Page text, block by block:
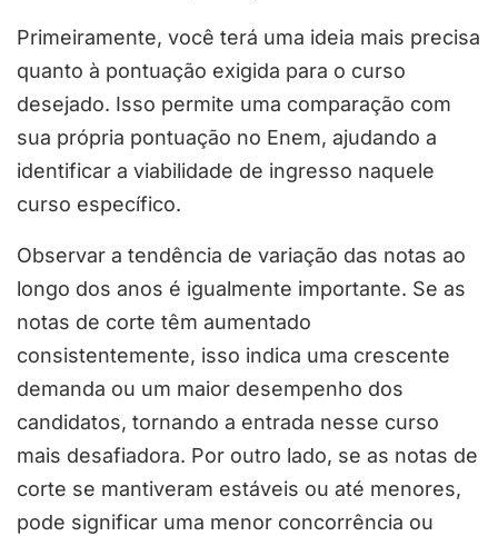
Primeiramente, você terá uma ideia mais precisa
quanto à pontuação exigida para o curso
desejado. Isso permite uma comparação com
sua própria pontuação no Enem, ajudando a
identificar a viabilidade de ingresso naquele
curso específico.
Observar a tendência de variação das notas ao
longo dos anos é igualmente importante. Se as
notas de corte têm aumentado
consistentemente, isso indica uma crescente
demanda ou um maior desempenho dos
candidatos, tornando a entrada nesse curso
mais desafiadora. Por outro lado, se as notas de
corte se mantiveram estáveis ou até menores,
pode significar uma menor concorrência ou